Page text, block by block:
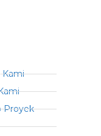
Kami
Proyek